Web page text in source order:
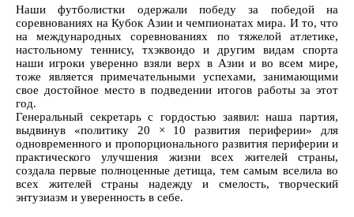
Наши футболистки одержали победу за победой на
соревнованиях на Кубок Азии и чемпионатах мира. И то, что
на международных соревнованиях по тяжелой атлетике,
настольному теннису, тхэквондо и другим видам спорта
наши игроки уверенно взяли верх в Азии и во всем мире,
тоже является примечательными успехами, занимающими
свое достойное место в подведении итогов работы за этот
год.
Генеральный секретарь с гордостью заявил: наша партия,
выдвинув «политику 20 × 10 развития периферии» для
одновременного и пропорционального развития периферии и
практического улучшения жизни всех жителей страны,
создала первые полноценные детища, тем самым вселила во
всех жителей страны надежду и смелость, творческий
энтузиазм и уверенность в себе.